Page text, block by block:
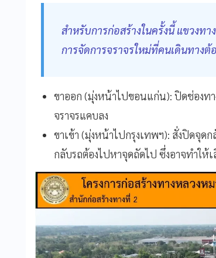
สำหรับการก่อสร้างในครั้งนี้ แขวงท
การจัดการจราจรใหม่ที่คนเดินทางต้
ขาออก (มุ่งหน้าไปขอนแก่น): ปิดช่องท
จราจรแคบลง
ขาเข้า (มุ่งหน้าไปกรุงเทพฯ): สั่งปิดจุด
กลับรถต้องไปหาจุดถัดไป ซึ่งอาจทำให้